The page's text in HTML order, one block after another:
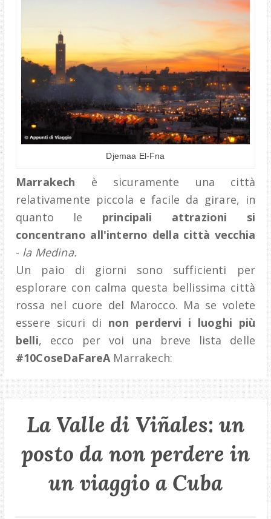
Djemaa El-Fna
Marrakech è sicuramente una città
relativamente piccola e facile da girare, in
quanto le principali attrazioni si
concentrano all'interno della città vecchia
- la Medina.
Un paio di giorni sono sufficienti per
esplorare con calma questa bellissima città
rossa nel cuore del Marocco. Ma se volete
essere sicuri di non perdervi i luoghi più
belli, ecco per voi una breve lista delle
#10CoseDaFareA Marrakech:
La Valle di Viñales: un
posto da non perdere in
un viaggio a Cuba